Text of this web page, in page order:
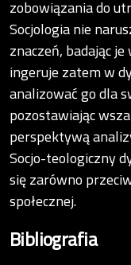
zobowiązania do
Socjologia nie
znaczeń, badając
ingeruje zatem w
analizować go dla
pozostawiając
perspektywą
Socjo-teologiczny
się zarówno
społecznej.
Bibliografia